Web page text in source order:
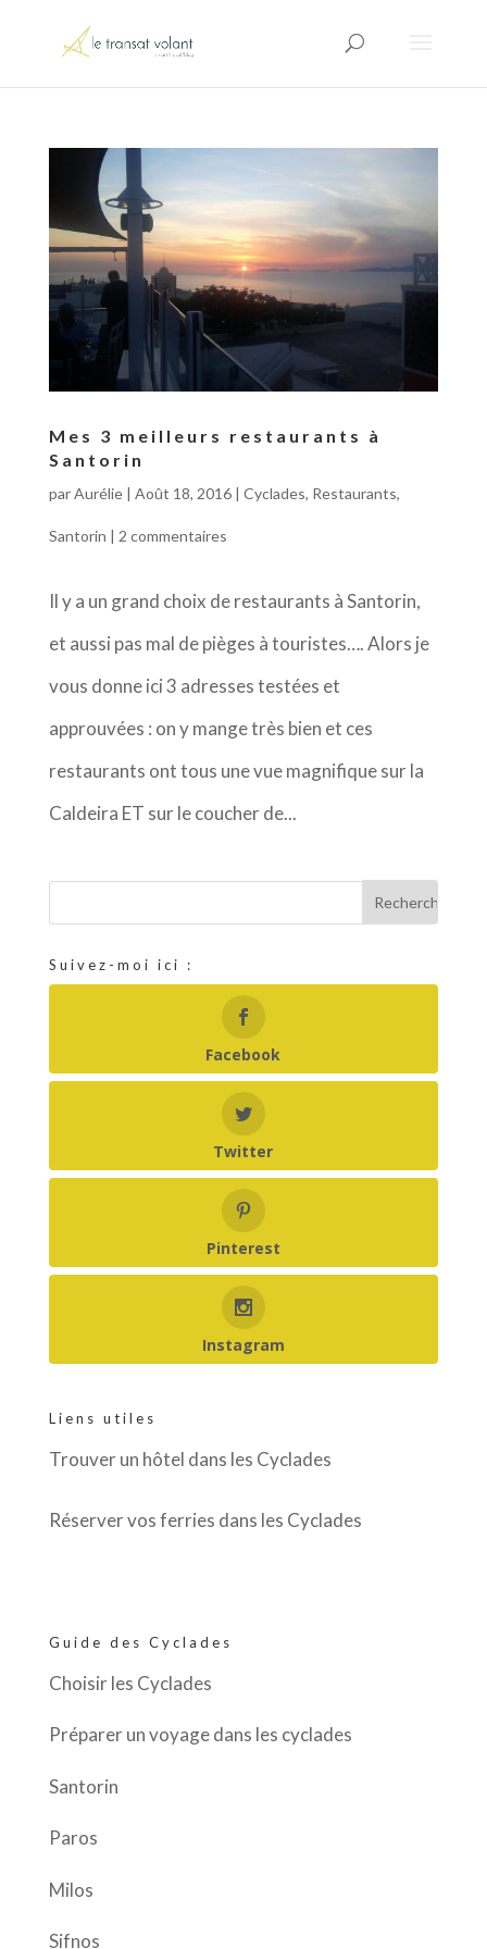
Mes 3 meilleurs restaurants à
Santorin
parAurélie| Août 18, 2016| Cyclades, Restaurants,
Santorin | 2 commentaires
Il y a un grand choix de restaurants à Santorin,
et aussi pas mal de pièges à touristes…. Alors je
vous donne ici 3 adresses testées et
approuvées : on y mange très bien et ces
restaurants ont tous une vue magnifique sur la
Caldeira ET sur le coucher de...
Suivez-moi ici :
Facebook
Twitter
Pinterest
Instagram
Liens utiles
Trouver un hôtel dans les Cyclades
Réserver vos ferries dans les Cyclades
Guide des Cyclades
Choisir les Cyclades
Préparer un voyage dans les cyclades
Santorin
Paros
Milos
Sifnos